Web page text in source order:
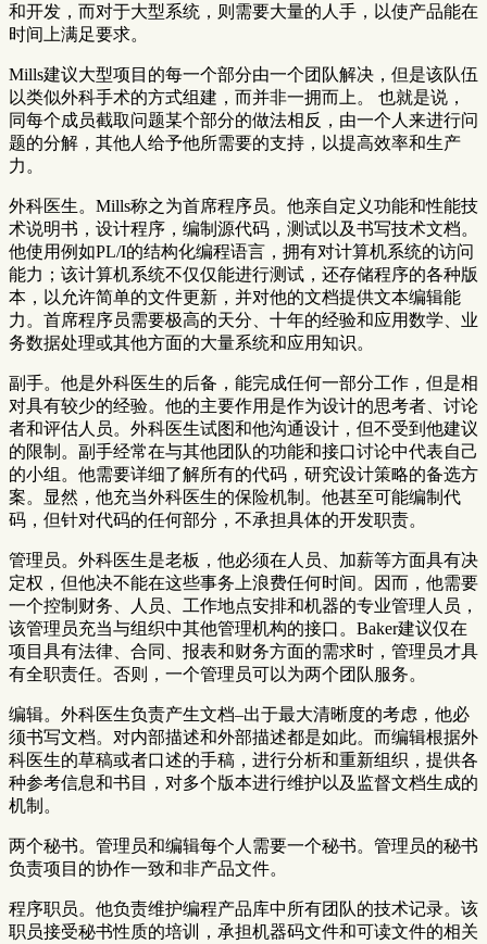
和开发，而对于大型系统，则需要大量的人手，以使产品能在
时间上满足要求。
Mills建议大型项目的每一个部分由一个团队解决，但是该队伍
以类似外科手术的方式组建，而并非一拥而上。 也就是说，
同每个成员截取问题某个部分的做法相反，由一个人来进行问
题的分解，其他人给予他所需要的支持，以提高效率和生产
力。
外科医生。Mills称之为首席程序员。他亲自定义功能和性能技
术说明书，设计程序，编制源代码，测试以及书写技术文档。
他使用例如PL/I的结构化编程语言，拥有对计算机系统的访问
能力；该计算机系统不仅仅能进行测试，还存储程序的各种版
本，以允许简单的文件更新，并对他的文档提供文本编辑能
力。首席程序员需要极高的天分、十年的经验和应用数学、业
务数据处理或其他方面的大量系统和应用知识。
副手。他是外科医生的后备，能完成任何一部分工作，但是相
对具有较少的经验。他的主要作用是作为设计的思考者、讨论
者和评估人员。外科医生试图和他沟通设计，但不受到他建议
的限制。副手经常在与其他团队的功能和接口讨论中代表自己
的小组。他需要详细了解所有的代码，研究设计策略的备选方
案。显然，他充当外科医生的保险机制。他甚至可能编制代
码，但针对代码的任何部分，不承担具体的开发职责。
管理员。外科医生是老板，他必须在人员、加薪等方面具有决
定权，但他决不能在这些事务上浪费任何时间。因而，他需要
一个控制财务、人员、工作地点安排和机器的专业管理人员，
该管理员充当与组织中其他管理机构的接口。Baker建议仅在
项目具有法律、合同、报表和财务方面的需求时，管理员才具
有全职责任。否则，一个管理员可以为两个团队服务。
编辑。外科医生负责产生文档–出于最大清晰度的考虑，他必
须书写文档。对内部描述和外部描述都是如此。而编辑根据外
科医生的草稿或者口述的手稿，进行分析和重新组织，提供各
种参考信息和书目，对多个版本进行维护以及监督文档生成的
机制。
两个秘书。管理员和编辑每个人需要一个秘书。管理员的秘书
负责项目的协作一致和非产品文件。
程序职员。他负责维护编程产品库中所有团队的技术记录。该
职员接受秘书性质的培训，承担机器码文件和可读文件的相关